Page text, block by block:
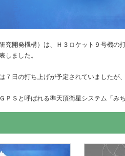
究開発機構）は、Ｈ３ロケット９号機
しました。
７日の打ち上げが予定されていましたが
ＰＳと呼ばれる準天頂衛星システム「み